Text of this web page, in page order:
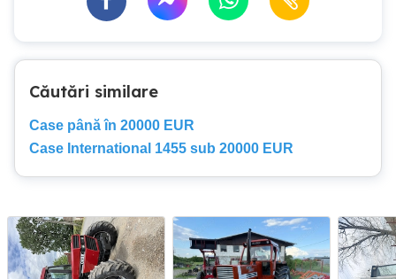
Căutări similare
Case până în 20000 EUR
Case International 1455 sub 20000 EUR